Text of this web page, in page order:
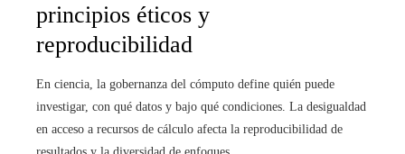
principios éticos y
reproducibilidad
En ciencia, la gobernanza del cómputo define quién puede
investigar, con qué datos y bajo qué condiciones. La desigualdad
en acceso a recursos de cálculo afecta la reproducibilidad de